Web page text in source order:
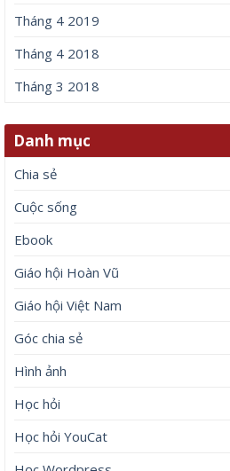
Tháng 4 2019
Tháng 4 2018
Tháng 3 2018
Danh mục
Chia sẻ
Cuộc sống
Ebook
Giáo hội Hoàn Vũ
Giáo hội Việt Nam
Góc chia sẻ
Hình ảnh
Học hỏi
Học hỏi YouCat